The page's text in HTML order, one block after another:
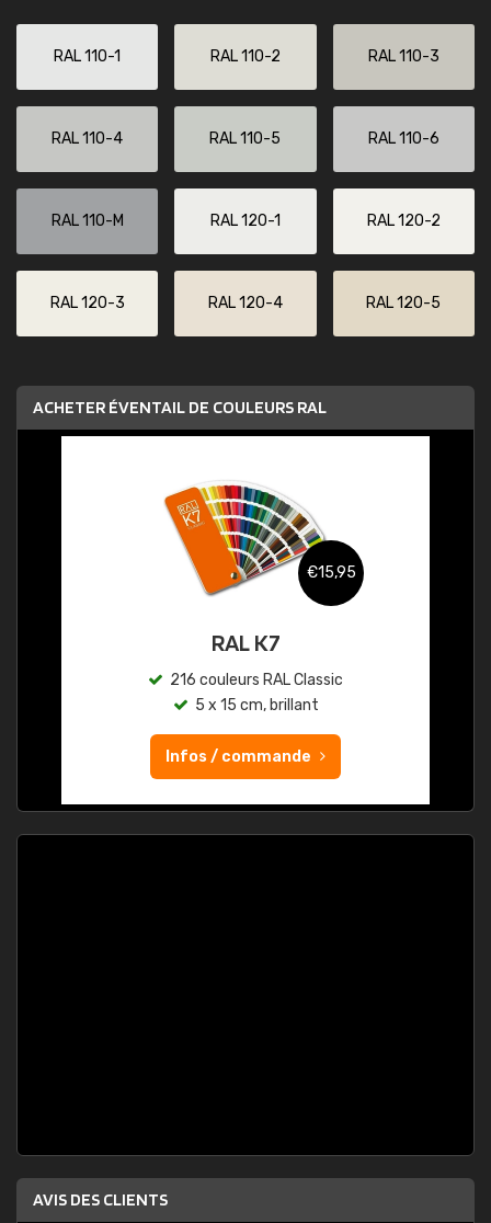
RAL 110-1 RAL 110-2 RAL 110-3
RAL 110-4 RAL 110-5 RAL 110-6
RAL 110-M RAL 120-1 RAL 120-2
RAL 120-3 RAL 120-4 RAL 120-5
ACHETER ÉVENTAIL DE COULEURS RAL
€15,95
RAL K7
216 couleurs RAL Classic
5 x 15 cm, brillant
Infos / commande
AVIS DES CLIENTS